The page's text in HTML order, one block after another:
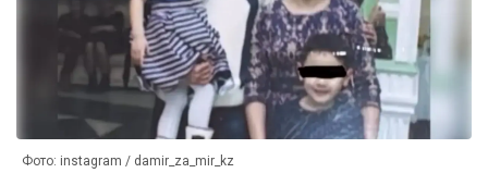
Фото: instagram / damir_za_mir_kz